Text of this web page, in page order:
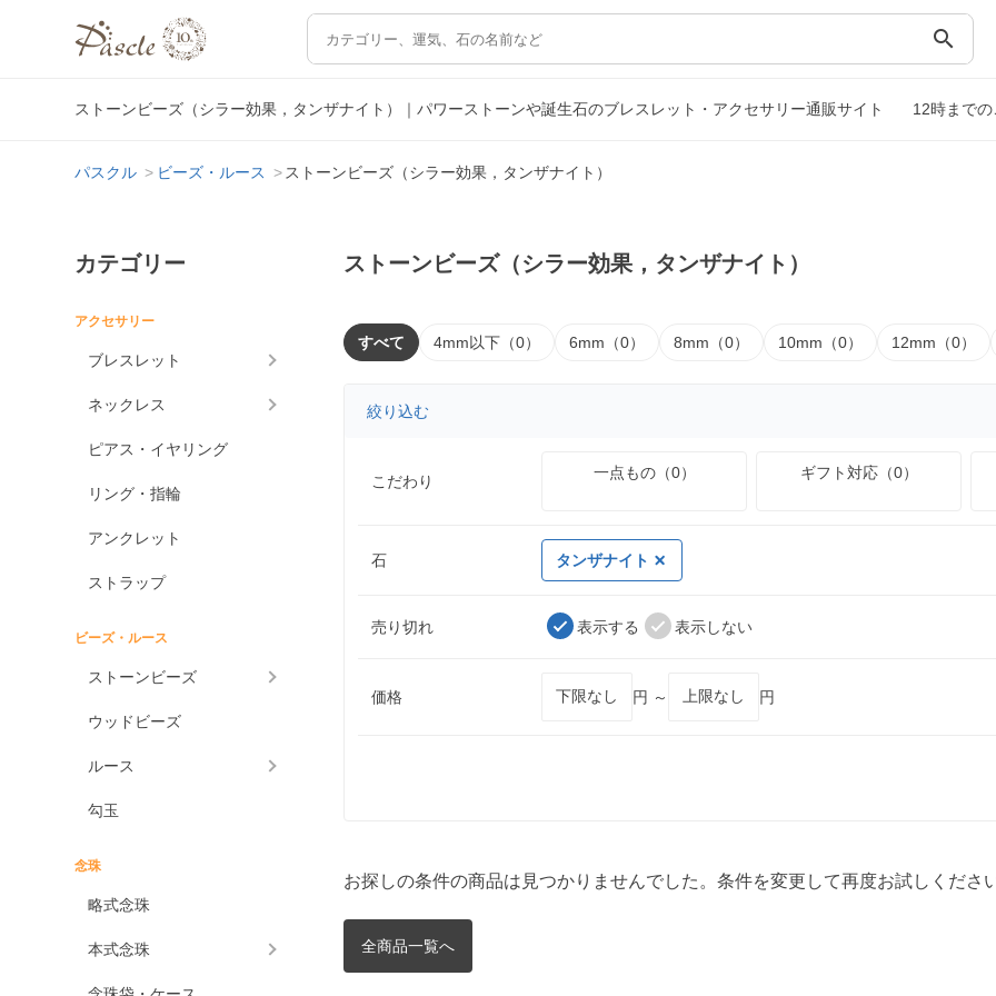
search
ストーンビーズ（シラー効果，タンザナイト）｜パワーストーンや誕生石のブレスレット・アクセサリー通販サイト 12時まで
パスクル ビーズ・ルース ストーンビーズ（シラー効果，タンザナイト）
カテゴリー
アクセサリー
ブレスレット
ネックレス
ピアス・イヤリング
リング・指輪
アンクレット
ストラップ
ビーズ・ルース
ストーンビーズ
ウッドビーズ
ルース
勾玉
念珠
略式念珠
本式念珠
ストーンビーズ（シラー効果，タンザナイト）
すべて 4mm以下（0） 6mm（0） 8mm（0） 10mm（0） 12mm（0）
絞り込む
こだわり 一点もの（0） ギフト対応（0）
石 タンザナイト
売り切れ 表示する 表示しない
価格 円 ～ 円
お探しの条件の商品は見つかりませんでした。条件を変更して再度お試しください
全商品一覧へ